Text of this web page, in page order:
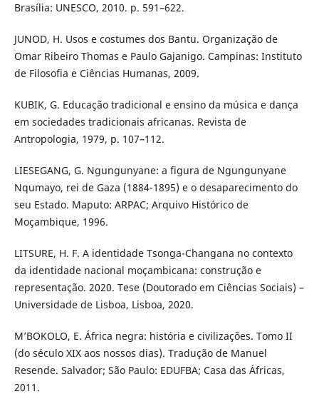
Brasília: UNESCO, 2010. p. 591–622.
JUNOD, H. Usos e costumes dos Bantu. Organização de
Omar Ribeiro Thomas e Paulo Gajanigo. Campinas: Instituto
de Filosofia e Ciências Humanas, 2009.
KUBIK, G. Educação tradicional e ensino da música e dança
em sociedades tradicionais africanas. Revista de
Antropologia, 1979, p. 107–112.
LIESEGANG, G. Ngungunyane: a figura de Ngungunyane
Nqumayo, rei de Gaza (1884-1895) e o desaparecimento do
seu Estado. Maputo: ARPAC; Arquivo Histórico de
Moçambique, 1996.
LITSURE, H. F. A identidade Tsonga-Changana no contexto
da identidade nacional moçambicana: construção e
representação. 2020. Tese (Doutorado em Ciências Sociais) –
Universidade de Lisboa, Lisboa, 2020.
M’BOKOLO, E. África negra: história e civilizações. Tomo II
(do século XIX aos nossos dias). Tradução de Manuel
Resende. Salvador; São Paulo: EDUFBA; Casa das Áfricas,
2011.